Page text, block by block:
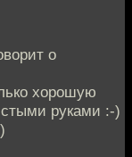
о
хорошую
руками :-)